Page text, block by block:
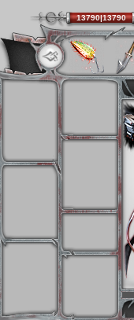
13790|13790